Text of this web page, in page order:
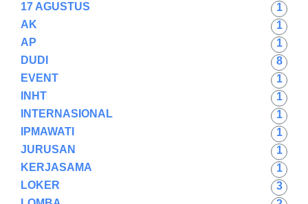
17 AGUSTUS
1
AK
1
AP
1
DUDI
8
EVENT
1
INHT
1
INTERNASIONAL
1
IPMAWATI
1
JURUSAN
1
KERJASAMA
1
LOKER
3